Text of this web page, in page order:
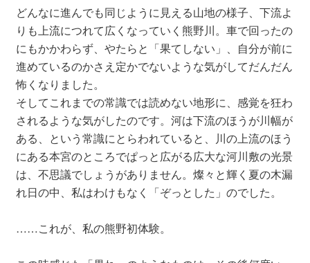
どんなに進んでも同じように見える山地の様子、下流よ
りも上流につれて広くなっていく熊野川。車で回ったの
にもかかわらず、やたらと「果てしない」、自分が前に
進めているのかさえ定かでないような気がしてだんだん
怖くなりました。
そしてこれまでの常識では読めない地形に、感覚を狂わ
されるような気がしたのです。河は下流のほうが川幅が
ある、という常識にとらわれていると、川の上流のほう
にある本宮のところでぱっと広がる広大な河川敷の光景
は、不思議でしょうがありません。燦々と輝く夏の木漏
れ日の中、私はわけもなく「ぞっとした」のでした。
……これが、私の熊野初体験。